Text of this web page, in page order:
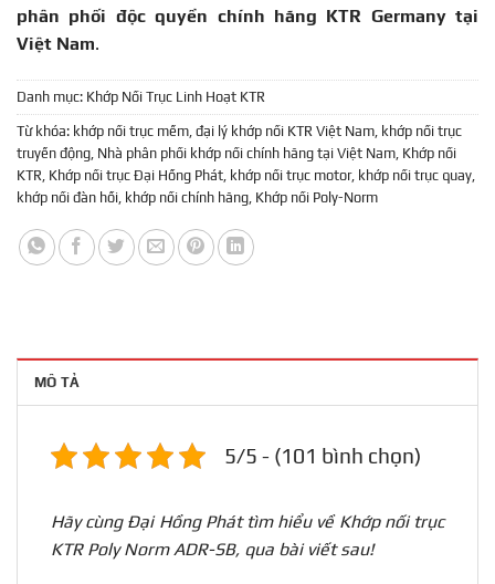
phân phối độc quyền chính hãng KTR Germany tại
Việt Nam.
Danh mục: Khớp Nối Trục Linh Hoạt KTR
Từ khóa: khớp nối trục mềm, đại lý khớp nối KTR Việt Nam, khớp nối trục
truyền động, Nhà phân phối khớp nối chính hãng tại Việt Nam, Khớp nối
KTR, Khớp nối trục Đại Hồng Phát, khớp nối trục motor, khớp nối trục quay,
khớp nối đàn hồi, khớp nối chính hãng, Khớp nối Poly-Norm
MÔ TẢ
5/5 - (101 bình chọn)
Hãy cùng Đại Hồng Phát tìm hiểu về Khớp nối trục
KTR Poly Norm ADR-SB, qua bài viết sau!